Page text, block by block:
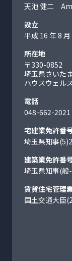
天池 健二
設立
平成 16 年 8 月
所在地
〒330-0852
埼玉県さいた
ハウスウェル
電話
048-662-2021
宅建業免許番
埼玉県知事
建築業免許番
埼玉県知事(般
賃貸住宅管理
国土交通大臣